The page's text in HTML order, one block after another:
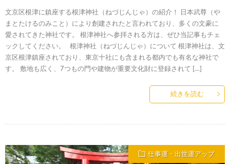
文京区根津に鎮座する根津神社（ねづじんじゃ）の紹介！ 日本武尊（や
まとたけるのみこと）により創建されたと言われており、多くの文豪に
愛されてきた神社です。 根津神社へ参拝される方は、ぜひ当記事もチェ
ックしてください。 根津神社（ねづじんじゃ）について 根津神社は、文
京区根津鎮座されており、東京十社にも含まれる都内でも有名な神社で
す。 敷地も広く、7つもの門や建物が重要文化財に登録されて […]
続きを読む
仕事運・出世運アップ